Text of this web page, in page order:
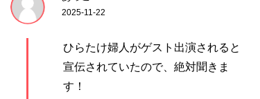
2025-11-22
ひらたけ婦人がゲスト出演されると
宣伝されていたので、絶対聞きま
す！